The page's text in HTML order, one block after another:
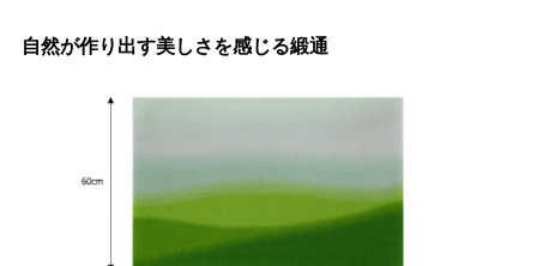
自然が作り出す美しさを感じる緞通